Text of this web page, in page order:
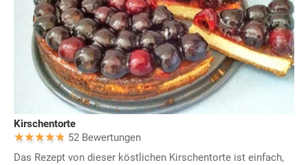
Kirschentorte
52 Bewertungen
Das Rezept von dieser köstlichen Kirschentorte ist einfach,